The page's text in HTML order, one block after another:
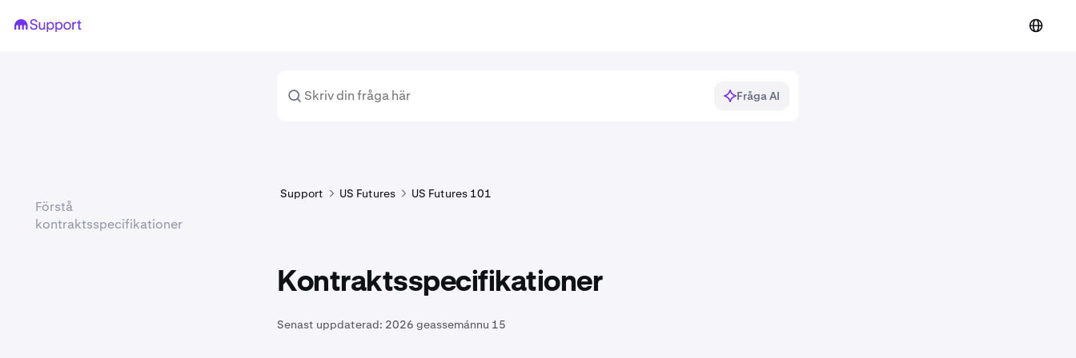
Fråga AI
Support US Futures US Futures 101
Kontraktsspecifikationer
Senast uppdaterad: 2026 geassemánnu 15
Förstå
kontraktsspecifikationer